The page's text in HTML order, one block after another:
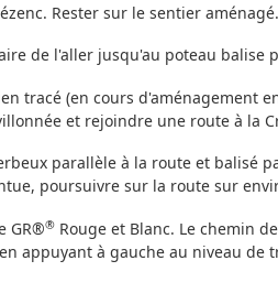
Rester sur le sentier aménagé.
de l'aller jusqu'au poteau balise
tracé (en cours d'aménagement
et rejoindre une route à la
parallèle à la route et balisé
poursuivre sur la route sur
GR®®Rouge et Blanc. Le chemin
appuyant à gauche au niveau de